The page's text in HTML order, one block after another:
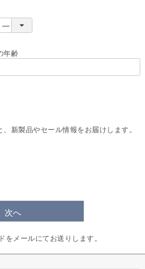
年齢
新製品やセール情報をお届けします。
次へ
をメールにてお送りします。